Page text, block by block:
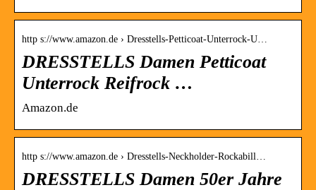
http s://www.amazon.de › Dresstells-Petticoat-Unterrock-U…
DRESSTELLS Damen Petticoat
Unterrock Reifrock …
Amazon.de
http s://www.amazon.de › Dresstells-Neckholder-Rockabill…
DRESSTELLS Damen 50er Jahre